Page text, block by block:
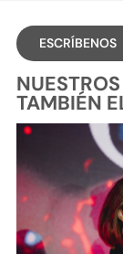
ESCRÍBENOS
TAMBIÉN